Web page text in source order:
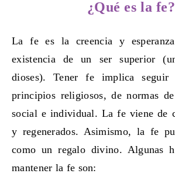
¿Qué es la fe?
La fe es la creencia y
existencia de un ser superior
dioses). Tener fe implica seguir
principios religiosos, de normas de
social e individual. La fe viene de
y regenerados. Asimismo, la fe
como un regalo divino. Algunas
mantener la fe son: